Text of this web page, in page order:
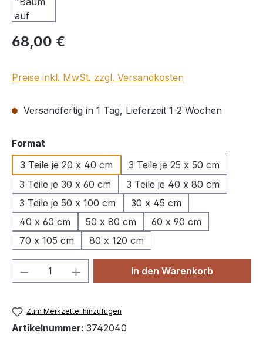
Regulärer Preis:
68,00 €
Preise inkl. MwSt. zzgl. Versandkosten
Versandfertig in 1 Tag, Lieferzeit 1-2 Wochen
Format
3 Teile je 20 x 40 cm
3 Teile je 25 x 50 cm
3 Teile je 30 x 60 cm
3 Teile je 40 x 80 cm
3 Teile je 50 x 100 cm
30 x 45 cm
40 x 60 cm
50 x 80 cm
60 x 90 cm
70 x 105 cm
80 x 120 cm
Produkt Anzahl: Gib denIn den Warenkorb
Zum Merkzettel hinzufügen
Artikelnummer: 3742040